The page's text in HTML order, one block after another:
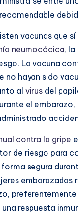
vacunas que
neumocócica, la
La vacuna
no hayan sido
al virus del
el
contra la gripe
de riesgo para
segura
embarazadas
una respuesta